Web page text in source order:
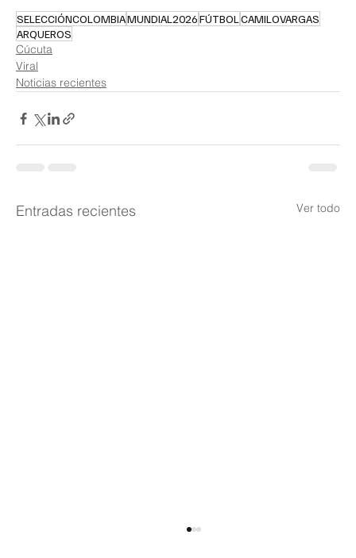
SELECCIÓNCOLOMBIAMUNDIAL2026FÚTBOLCAMILOVARGAS
ARQUEROS
Cúcuta
Viral
Noticias recientes
Entradas recientes Ver todo